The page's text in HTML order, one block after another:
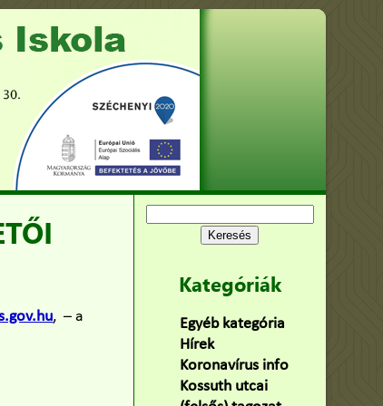
, – a
Kategóriák
Egyéb kategória
Hírek(478)
Koronavírus info(2)
Kossuth utcai